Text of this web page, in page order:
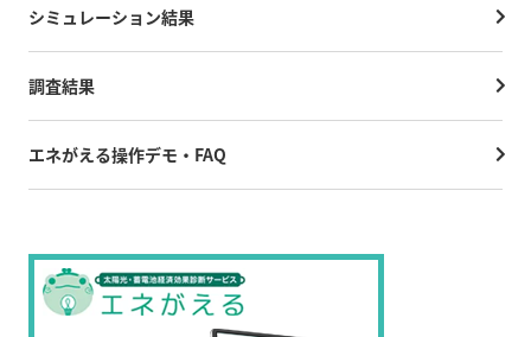
シミュレーション結果
調査結果
エネがえる操作デモ・FAQ